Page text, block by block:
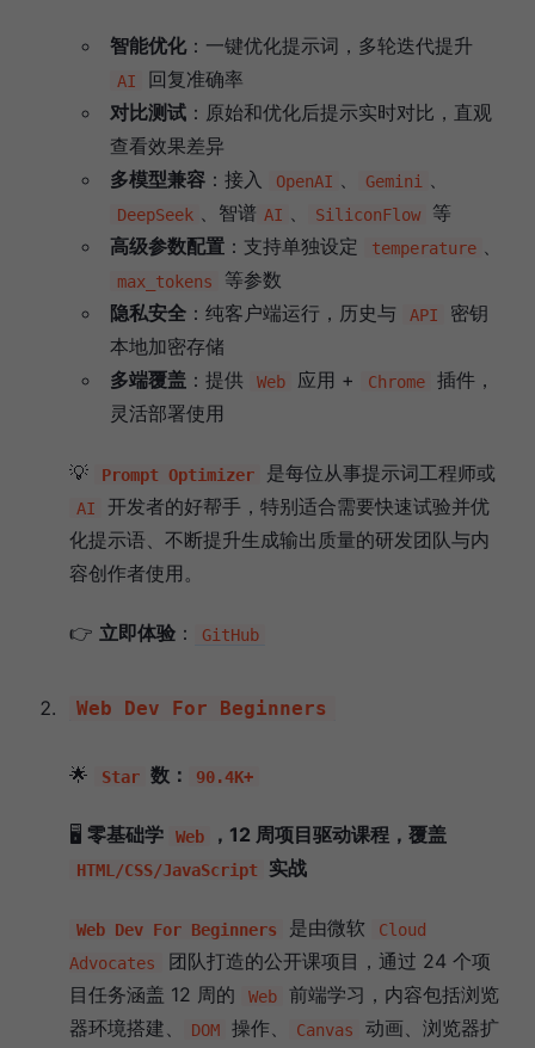
智能优化：一键优化提示词，多轮迭代提升
AI
回复准确率
对比测试 ：原始和优化后提示实时对比，直观
查看效果差异
多模型兼容 ：接入 OpenAI 、 Gemini 、
DeepSeek 、智谱 AI 、 SiliconFlow
等
高级参数配置 ：支持单独设定 temperature 、
max_tokens
等参数
隐私安全 ：纯客户端运行，历史与 API
密钥
本地加密存储
多端覆盖 ：提供 Web 应用 + Chrome
插件，
灵活部署使用
💡 Prompt Optimizer 是每位从事提示词工程师或
AI
开发者的好帮手，特别适合需要快速试验并优
化提示语、不断提升生成输出质量的研发团队与内
容创作者使用。
👉 立即体验 ： GitHub
Web Dev For Beginners
🌟 Star 数： 90.4K+
🖥️ 零基础学 Web ，12 周项目驱动课程，覆盖
HTML/CSS/JavaScript 实战
Web Dev For Beginners 是由微软
Cloud
Advocates
团队打造的公开课项目，通过 24 个项
目任务涵盖 12 周的
Web
前端学习，内容包括浏览
器环境搭建、
DOM 操作、 Canvas
动画、浏览器扩